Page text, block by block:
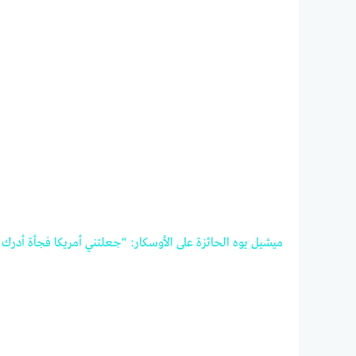
ميشيل يوه الحائزة على الأوسكار: “جعلتني أمريكا فجأة أدرك